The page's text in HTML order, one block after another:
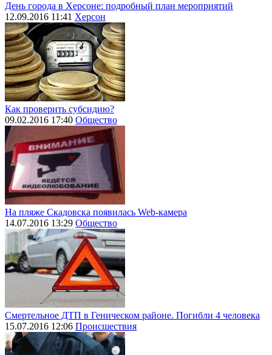
День города в Херсоне: подробный план мероприятий
12.09.2016 11:41 Херсон
Как проверить субсидию?
09.02.2016 17:40 Общество
На пляже Скадовска появилась Web-камера
14.07.2016 13:29 Общество
Смертельное ДТП в Геническом районе. Погибли 4 человека
15.07.2016 12:06 Происшествия